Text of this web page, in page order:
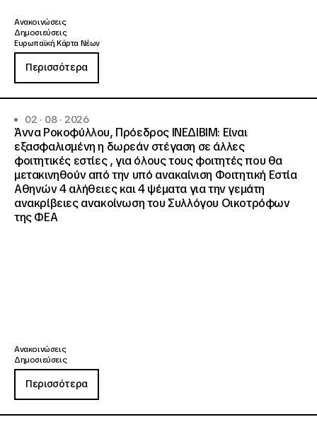
Ανακοινώσεις
Δημοσιεύσεις
Ευρωπαϊκή Κάρτα Νέων
Περισσότερα
02 · 08 · 2026
Άννα Ροκοφύλλου, Πρόεδρος ΙΝΕΔΙΒΙΜ: Είναι
εξασφαλισμένη η δωρεάν στέγαση σε άλλες
φοιτητικές εστίες , για όλους τους φοιτητές που θα
μετακινηθούν από την υπό ανακαίνιση Φοιτητική Εστία
Αθηνών 4 αλήθειες και 4 ψέματα για την γεμάτη
ανακρίβειες ανακοίνωση του Συλλόγου Οικοτρόφων
της ΦΕΑ
Ανακοινώσεις
Δημοσιεύσεις
Περισσότερα